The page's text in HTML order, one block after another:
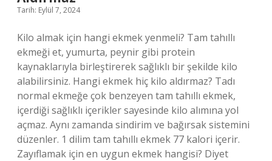
Tarih: Eylül 7, 2024
Kilo almak için hangi ekmek yenmeli? Tam tahıllı
ekmeği et, yumurta, peynir gibi protein
kaynaklarıyla birleştirerek sağlıklı bir şekilde kilo
alabilirsiniz. Hangi ekmek hiç kilo aldırmaz? Tadı
normal ekmeğe çok benzeyen tam tahıllı ekmek,
içerdiği sağlıklı içerikler sayesinde kilo alımına yol
açmaz. Aynı zamanda sindirim ve bağırsak sistemini
düzenler. 1 dilim tam tahıllı ekmek 77 kalori içerir.
Zayıflamak için en uygun ekmek hangisi? Diyet